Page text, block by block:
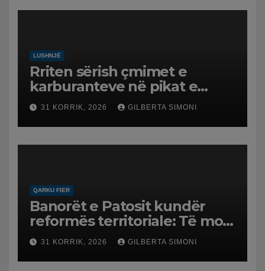
LUSHNJË
Rriten sërish çmimet e
karburanteve në pikat e
karburanteve në Lushnjë.
Tensionet në Lindjen e
Mesme shtrenjtojnë naftën
dhe benzinën në vend
31 KORRIK, 2026 GILBERTA SIMONI
QARKU FIER
Banorët e Patosit kundër
reformës territoriale: Të mos
humbasim identitetin e
qytetit
31 KORRIK, 2026 GILBERTA SIMONI